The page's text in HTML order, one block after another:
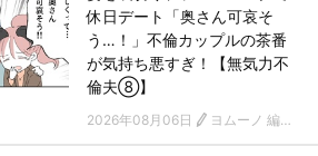
休日デート「奥さん可哀そ
う…！」不倫カップルの茶番
が気持ち悪すぎ！【無気力不
倫夫⑧】
2026年08月06日 ヨムーノ 編集部 漫画チーム